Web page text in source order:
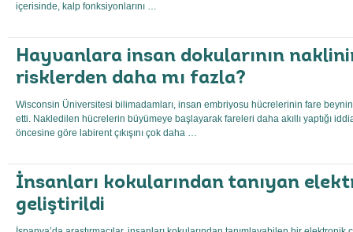
içerisinde, kalp fonksiyonlarını …
Hayvanlara insan dokularının
risklerden daha mı fazla?
Wisconsin Üniversitesi bilimadamları, insan embriyosu hücrelerinin fare
etti. Nakledilen hücrelerin büyümeye başlayarak fareleri daha akıllı yaptığı
öncesine göre labirent çıkışını çok daha …
İnsanları kokularından tanıyan
geliştirildi